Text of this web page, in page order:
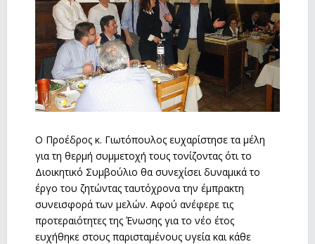
Ο Προέδρος κ. Γιωτόπουλος ευχαρίστησε τα μέλη
για τη θερμή συμμετοχή τους τονίζοντας ότι το
Διοικητικό Συμβούλιο θα συνεχίσει δυναμικά το
έργο του ζητώντας ταυτόχρονα την έμπρακτη
συνεισφορά των μελών. Αφού ανέφερε τις
προτεραιότητες της Ένωσης για το νέο έτος
ευχήθηκε στους παρισταμένους υγεία και κάθε